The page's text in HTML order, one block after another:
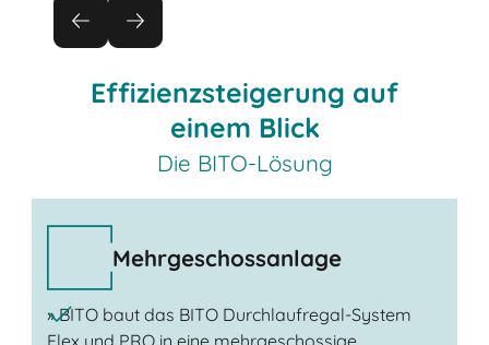
Effizienzsteigerung auf
einem Blick
Die BITO-Lösung
Mehrgeschossanlage
» BITO baut das BITO Durchlaufregal-System